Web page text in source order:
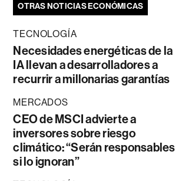
OTRAS NOTICIAS ECONÓMICAS
TECNOLOGÍA
Necesidades energéticas de la
IA llevan a desarrolladores a
recurrir a millonarias garantías
MERCADOS
CEO de MSCI advierte a
inversores sobre riesgo
climático: “Serán responsables
si lo ignoran”